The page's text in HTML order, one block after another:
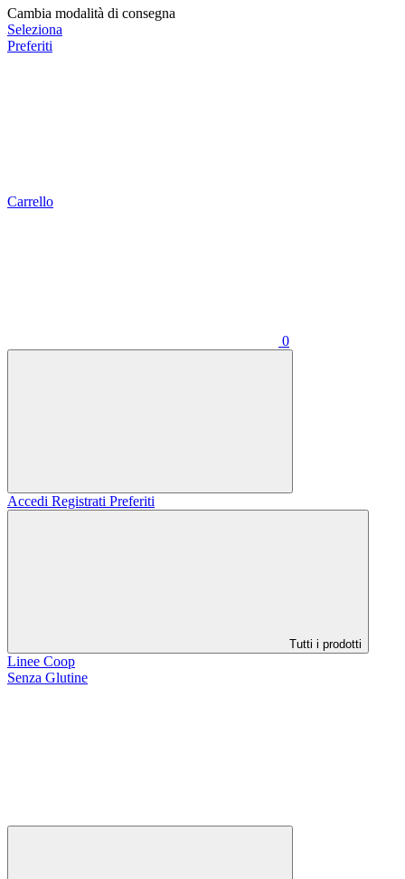
Cambia modalità di consegna
Seleziona
Preferiti
Carrello
0
Accedi Registrati Preferiti
Tutti i prodotti
Linee Coop
Senza Glutine